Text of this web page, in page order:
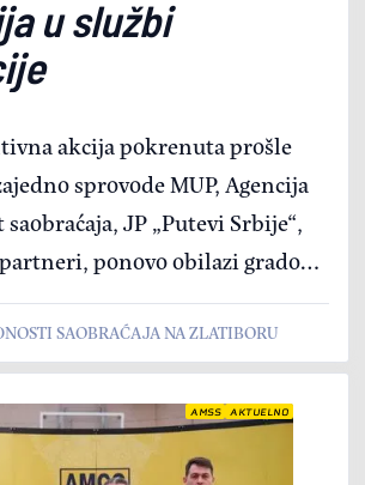
u službi
akcija pokrenuta prošle
sprovode MUP, Agencija
JP „Putevi Srbije“,
ponovo obilazi gradove
širom Srbije. Nakon Bajine
je prošlog petka posetio našu
planinu
SAOBRAĆAJA NA ZLATIBORU
AMSS AKTUELNO